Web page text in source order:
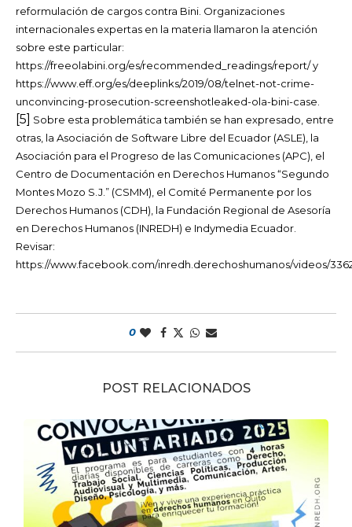
reformulación de cargos contra Bini. Organizaciones
internacionales expertas en la materia llamaron la atención
sobre este particular:
https://freeolabini.org/es/recommended_readings/report/ y
https://www.eff.org/es/deeplinks/2019/08/telnet-not-crime-
unconvincing-prosecution-screenshotleaked-ola-bini-case.
[5] Sobre esta problemática también se han expresado, entre
otras, la Asociación de Software Libre del Ecuador (ASLE), la
Asociación para el Progreso de las Comunicaciones (APC), el
Centro de Documentación en Derechos Humanos “Segundo
Montes Mozo S.J.” (CSMM), el Comité Permanente por los
Derechos Humanos (CDH), la Fundación Regional de Asesoría
en Derechos Humanos (INREDH) e Indymedia Ecuador.
Revisar:
https://www.facebook.com/inredh.derechoshumanos/videos/
0
POST RELACIONADOS